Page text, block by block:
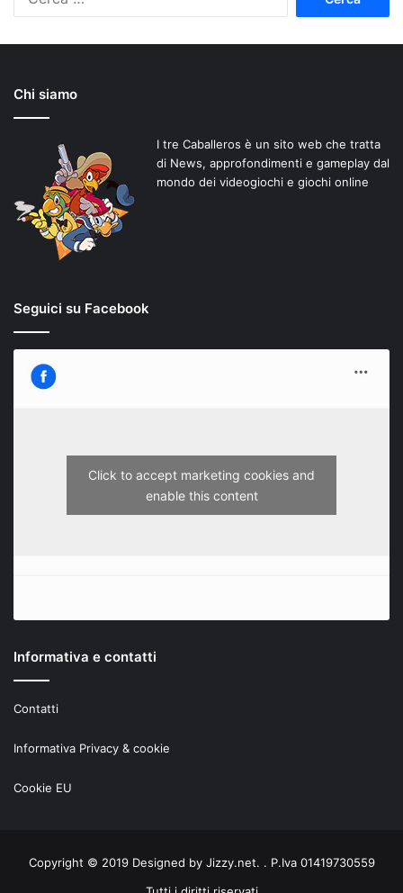
Chi siamo
I tre Caballeros è un sito web che tratta
di News, approfondimenti e gameplay dal
mondo dei videogiochi e giochi online
Seguici su Facebook
Click to accept marketing cookies and
enable this content
Informativa e contatti
Contatti
Informativa Privacy & cookie
Cookie EU
Copyright © 2019 Designed by Jizzy.net. . P.Iva 01419730559